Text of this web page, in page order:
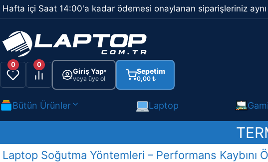
İçeriğe
atla
Hafta içi Saat 14:00'a kadar ödemesi onaylanan siparişleriniz
0 0
Giriş Yap▾
veya üye ol
Sepetim
0,00 ₺
Bütün Ürünler Laptop
Laptop Soğutma Yöntemleri – Performans Kaybını